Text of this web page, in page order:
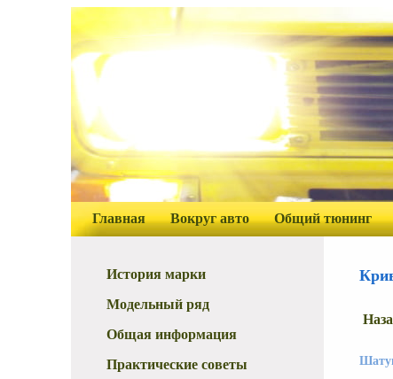
Главная Вокруг авто Общий тюнинг
История марки
Модельный ряд
Общая информация
Практические советы